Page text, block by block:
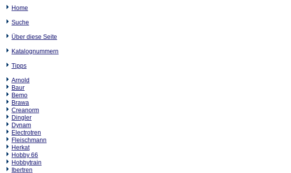
Home
Suche
Über diese Seite
Katalognummern
Tipps
Arnold
Baur
Bemo
Brawa
Creanorm
Dingler
Dynam
Electrotren
Fleischmann
Herkat
Hobby 66
Hobbytrain
Ibertren